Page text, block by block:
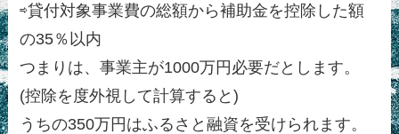
⇨貸付対象事業費の総額から補助金を控除した額
の35％以内
つまりは、事業主が1000万円必要だとします。
(控除を度外視して計算すると)
うちの350万円はふるさと融資を受けられます。